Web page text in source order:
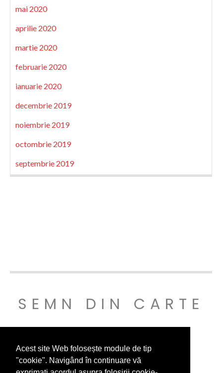
Acest site Web folosește module de tip
"cookie". Navigând în continuare vă
mai 2020
aprilie 2020
martie 2020
februarie 2020
ianuarie 2020
decembrie 2019
noiembrie 2019
octombrie 2019
septembrie 2019
SEMN DIN CARTE